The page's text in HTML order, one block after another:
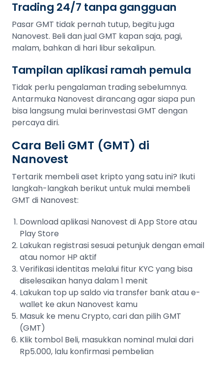
Trading 24/7 tanpa gangguan
Pasar GMT tidak pernah tutup, begitu juga
Nanovest. Beli dan jual GMT kapan saja, pagi,
malam, bahkan di hari libur sekalipun.
Tampilan aplikasi ramah pemula
Tidak perlu pengalaman trading sebelumnya.
Antarmuka Nanovest dirancang agar siapa pun
bisa langsung mulai berinvestasi GMT dengan
percaya diri.
Cara Beli GMT (GMT) di
Nanovest
Tertarik membeli aset kripto yang satu ini? Ikuti
langkah-langkah berikut untuk mulai membeli
GMT di Nanovest:
Download aplikasi Nanovest di App Store atau
Play Store
Lakukan registrasi sesuai petunjuk dengan email
atau nomor HP aktif
Verifikasi identitas melalui fitur KYC yang bisa
diselesaikan hanya dalam 1 menit
Lakukan top up saldo via transfer bank atau e-
wallet ke akun Nanovest kamu
Masuk ke menu Crypto, cari dan pilih GMT
(GMT)
Klik tombol Beli, masukkan nominal mulai dari
Rp5.000, lalu konfirmasi pembelian